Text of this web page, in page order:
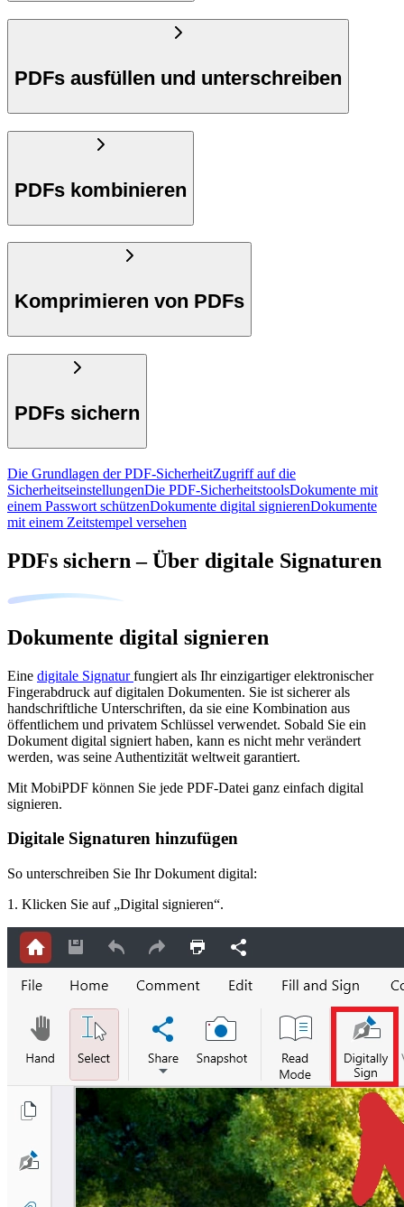
PDFs ausfüllen und unterschreiben
PDFs kombinieren
Komprimieren von PDFs
PDFs sichern
Die Grundlagen der PDF-SicherheitZugriff auf die
SicherheitseinstellungenDie PDF-SicherheitstoolsDokumente mit
einem Passwort schützenDokumente digital signierenDokumente
mit einem Zeitstempel versehen
PDFs sichern – Über digitale Signaturen
Dokumente digital signieren
Eine digitale Signaturfungiert als Ihr einzigartiger elektronischer
Fingerabdruck auf digitalen Dokumenten. Sie ist sicherer als
handschriftliche Unterschriften, da sie eine Kombination aus
öffentlichem und privatem Schlüssel verwendet. Sobald Sie ein
Dokument digital signiert haben, kann es nicht mehr verändert
werden, was seine Authentizität weltweit garantiert.
Mit MobiPDF können Sie jede PDF-Datei ganz einfach digital
signieren.
Digitale Signaturen hinzufügen
So unterschreiben Sie Ihr Dokument digital:
1. Klicken Sie auf „Digital signieren“.